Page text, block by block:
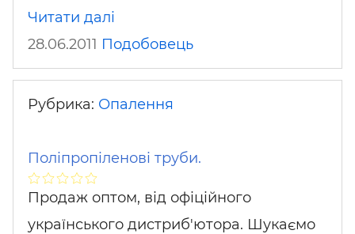
Читати далі
28.06.2011 Подобовець
Рубрика: Опалення
Поліпропіленові труби.
Продаж оптом, від офіційного
українського дистриб'ютора. Шукаємо